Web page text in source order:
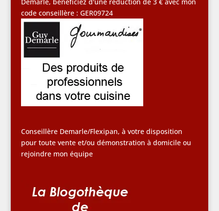
code conseillère : GER09724
Conseillère Demarle/Flexipan, à votre disposition
pour toute vente et/ou démonstration à domicile ou
rejoindre mon équipe